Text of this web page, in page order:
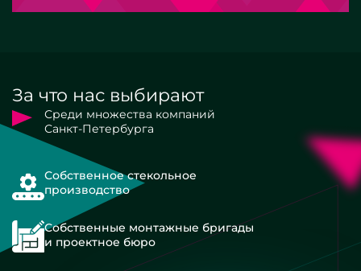
За что нас выбирают
Среди множества компаний
Санкт-Петербурга
Собственное стекольное
производство
Собственные монтажные бригады
и проектное бюро